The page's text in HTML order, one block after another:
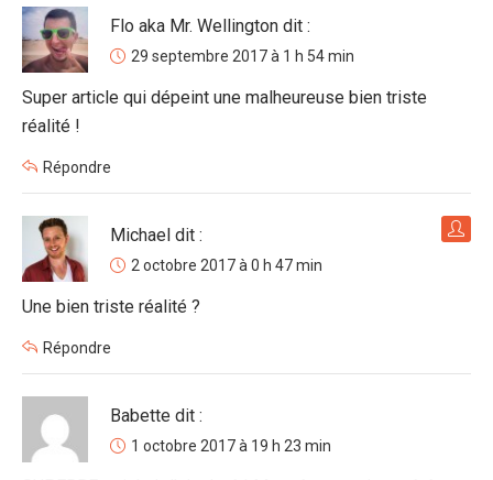
Flo aka Mr. Wellington dit :
29 septembre 2017 à 1 h 54 min
Super article qui dépeint une malheureuse bien triste
réalité !
Répondre
Michael dit :
2 octobre 2017 à 0 h 47 min
Une bien triste réalité ?
Répondre
Babette dit :
1 octobre 2017 à 19 h 23 min